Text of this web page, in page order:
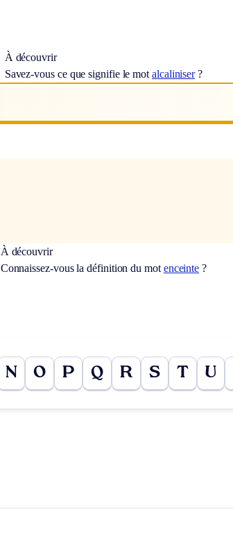
À découvrir
Savez-vous ce que signifie le motalcaliniser?
À découvrir
Connaissez-vous la définition du mot enceinte ?
N O P Q R S T U